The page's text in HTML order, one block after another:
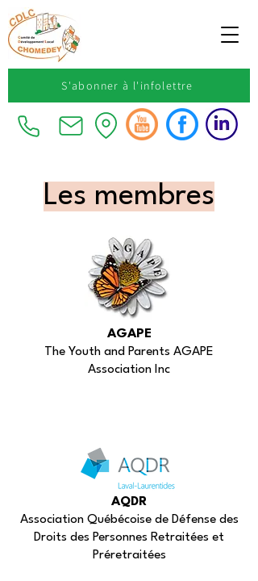
S'abonner à l'infolettre
Les membres
AGAPE
The Youth and Parents AGAPE
Association Inc
AQDR
Association Québécoise de Défense des
Droits des Personnes Retraitées et
Préretraitées